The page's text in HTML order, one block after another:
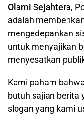
Olami Sejahtera,
adalah
mengedepankan
untuk menyajikan
menyesatkan
Kami paham
butuh sajian berita
slogan yang kami